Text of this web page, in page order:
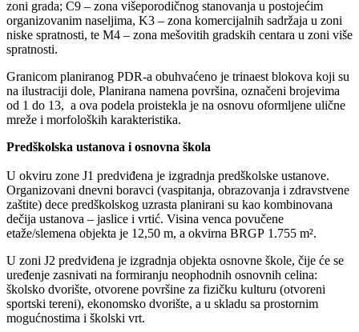
zoni grada; C9 – zona višeporodičnog stanovanja u postojećim
organizovanim naseljima, K3 – zona komercijalnih sadržaja u zoni
niske spratnosti, te M4 – zona mešovitih gradskih centara u zoni više
spratnosti.
Granicom planiranog PDR-a obuhvaćeno je trinaest blokova koji su
na ilustraciji dole, Planirana namena površina, označeni brojevima
od 1 do 13, a ova podela proistekla je na osnovu oformljene ulične
mreže i morfoloških karakteristika.
Predškolska ustanova i osnovna škola
U okviru zone J1 predviđena je izgradnja predškolske ustanove.
Organizovani dnevni boravci (vaspitanja, obrazovanja i zdravstvene
zaštite) dece predškolskog uzrasta planirani su kao kombinovana
dečija ustanova – jaslice i vrtić. Visina venca povučene
etaže/slemena objekta je 12,50 m, a okvirna BRGP 1.755 m².
U zoni J2 predviđena je izgradnja objekta osnovne škole, čije će se
uređenje zasnivati na formiranju neophodnih osnovnih celina:
školsko dvorište, otvorene površine za fizičku kulturu (otvoreni
sportski tereni), ekonomsko dvorište, a u skladu sa prostornim
mogućnostima i školski vrt.